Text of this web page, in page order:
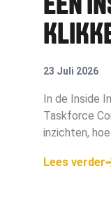
EEN
23 Juli 2026
In de Inside
Taskforce
inzichten,
Bouwman,
Lees verder